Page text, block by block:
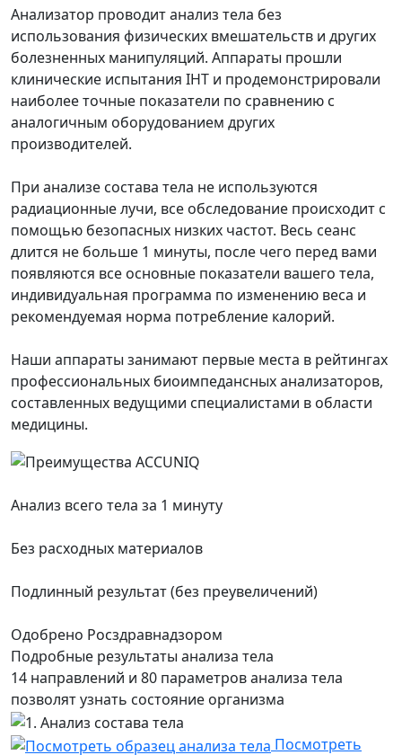
Анализатор проводит анализ тела без
использования физических вмешательств и других
болезненных манипуляций. Аппараты прошли
клинические испытания IHT и продемонстрировали
наиболее точные показатели по сравнению с
аналогичным оборудованием других
производителей.
При анализе состава тела не используются
радиационные лучи, все обследование происходит с
помощью безопасных низких частот. Весь сеанс
длится не больше 1 минуты, после чего перед вами
появляются все основные показатели вашего тела,
индивидуальная программа по изменению веса и
рекомендуемая норма потребление калорий.
Наши аппараты занимают первые места в рейтингах
профессиональных биоимпедансных анализаторов,
составленных ведущими специалистами в области
медицины.
Анализ всего тела за 1 минуту
Без расходных материалов
Подлинный результат (без преувеличений)
Одобрено Росздравнадзором
Подробные результаты анализа тела
14 направлений и 80 параметров анализа тела
позволят узнать состояние организма
Посмотреть